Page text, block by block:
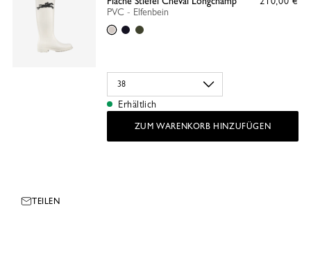
PVC - Elfenbein
Elfenbein
Schwarz
Khaki
Erhältlich
ZUM WARENKORB HINZUFÜGEN
TEILEN